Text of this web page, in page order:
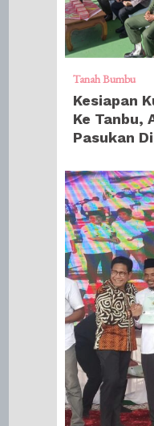
Tanah Bumbu
Kesiapan
Ke Tanbu,
Pasukan